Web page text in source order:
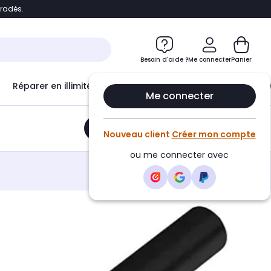
Accéder directement au chatbot
Besoin d'aide ?Me connecter
Me connecter
Nouveau client Créer mon compte
ou me connecter avec
Panier
Réparer en illimité avec Le Club Infinity
Ajouter au panier